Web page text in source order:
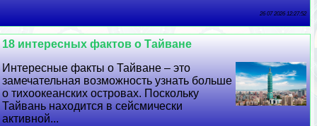
26 07 2026 12:27:52
18 интересных фактов о Тайване
Интересные факты о Тайване – это
замечательная возможность узнать больше
о тихоокеанских островах. Поскольку
Тайвань находится в сейсмически
активной...